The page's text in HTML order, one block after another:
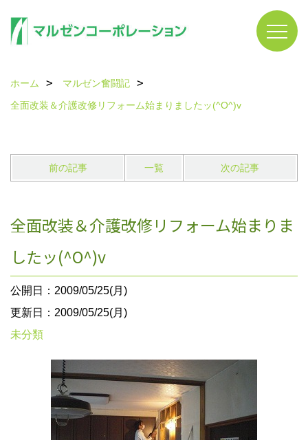
ホーム
マルゼン奮闘記
全面改装＆介護改修リフォーム始まりましたッ(^O^)v
前の記事 一覧 次の記事
全面改装＆介護改修リフォーム始まりま
したッ(^O^)v
公開日：2009/05/25(月)
更新日：2009/05/25(月)
未分類